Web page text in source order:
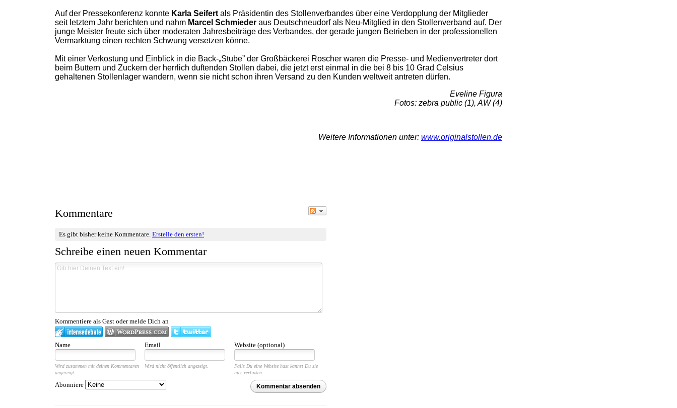
Auf der Pressekonferenz konnte Karla Seifert als Präsidentin des Stollenverbandes über eine Verdopplung der Mitglieder
seit letztem Jahr berichten und nahm Marcel Schmieder aus Deutschneudorf als Neu-Mitglied in den Stollenverband auf. Der
junge Meister freute sich über moderaten Jahresbeiträge des Verbandes, der gerade jungen Betrieben in der professionellen
Vermarktung einen rechten Schwung versetzen könne.
Mit einer Verkostung und Einblick in die Back-„Stube” der Großbäckerei Roscher waren die Presse- und Medienvertreter dort
beim Buttern und Zuckern der herrlich duftenden Stollen dabei, die jetzt erst einmal in die bei 8 bis 10 Grad Celsius
gehaltenen Stollenlager wandern, wenn sie nicht schon ihren Versand zu den Kunden weltweit antreten dürfen.
Eveline Figura
Fotos: zebra public (1), AW (4)
Weitere Informationen unter: www.originalstollen.de
Kommentare
Es gibt bisher keine Kommentare.Erstelle den ersten!
Schreibe einen neuen Kommentar
Kommentiere als Gast oder melde Dich an
Name Email Website (optional)
Wird zusammen mit deinen Kommentaren
angezeigt.
Wird nicht öffentlich angezeigt.
Falls Du eine Website hast kannst Du sie
hier verlinken.
Kommentar absenden
Abonniere